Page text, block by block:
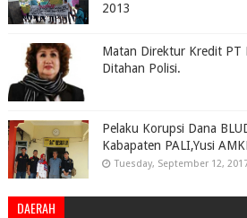
2013
Matan Direktur Kredit PT
Ditahan Polisi.
Pelaku Korupsi Dana
Kabapaten PALI,Yusi
Tuesday, September 12,
DAERAH